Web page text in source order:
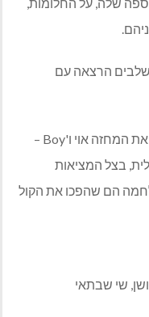
הרצאה עם
Boy
–
בצל המציאות
הם שהפכו את הקול
, שי שבתאי